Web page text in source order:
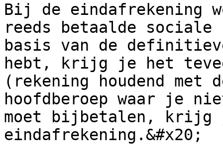
Bij de eindafrekening
reeds betaalde
basis van de
hebt, krijg je het
(rekening houdend met
hoofdberoep waar je
moet bijbetalen, krijg
eindafrekening.&#x20;